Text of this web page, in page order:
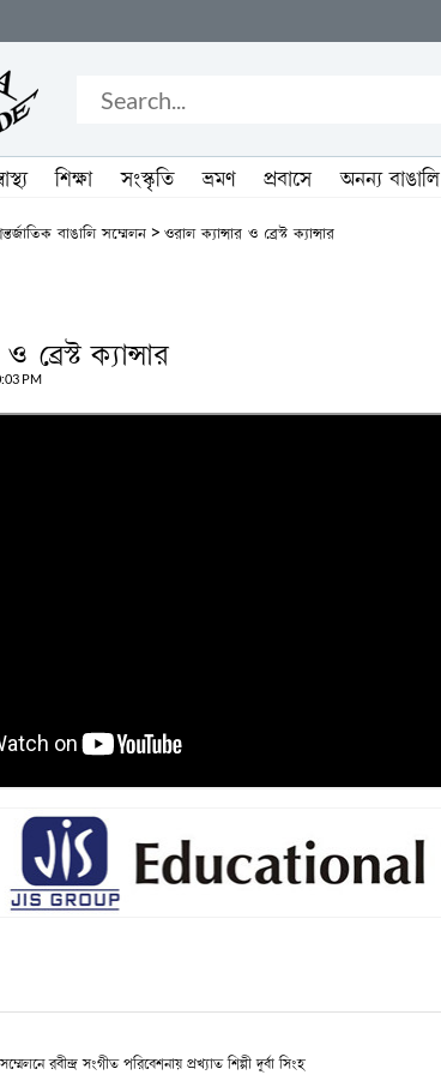
শিক্ষা সংস্কৃতি ভ্রমণ প্রবাসে অনন্য বাঙালি
বাঙালি সম্মেলন > ওরাল ক্যান্সার ও ব্রেস্ট ক্যান্সার
ব্রেস্ট ক্যান্সার
PM
রবীন্দ্র সংগীত পরিবেশনায় প্রখ্যাত শিল্পী দূর্বা সিংহ